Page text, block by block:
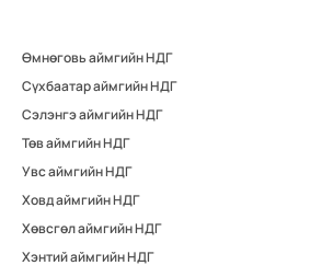
Өмнөговь аймгийн НДГ
Сүхбаатар аймгийн НДГ
Сэлэнгэ аймгийн НДГ
Төв аймгийн НДГ
Увс аймгийн НДГ
Ховд аймгийн НДГ
Хөвсгөл аймгийн НДГ
Хэнтий аймгийн НДГ